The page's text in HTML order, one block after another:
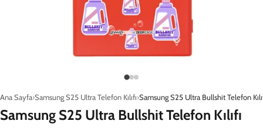
Ana Sayfa Samsung S25 Ultra Telefon Kılıfı Samsung S25 Ultra Bullshit Telefon
Samsung S25 Ultra Bullshit Telefon Kılıfı